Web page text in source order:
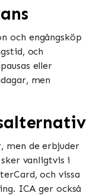
och engångsköp
och
eller
men
men de erbjuder
vanligtvis i
och vissa
ICA ger också